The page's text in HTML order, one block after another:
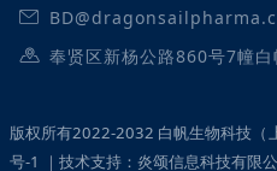
奉贤区新杨公路860号7幢白
版权所有2022-2032 白帆生物科技（
号-1 ｜技术支持：炎颂信息科技有限